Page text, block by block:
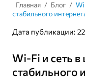
Главная / Блог /
стабильного
Дата публикации:
Wi-Fi и сеть
стабильного